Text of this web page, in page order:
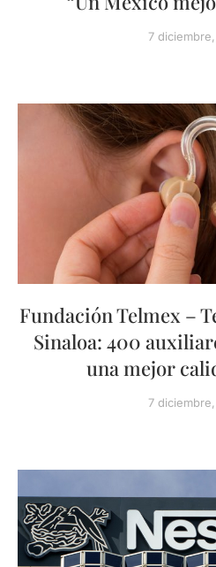
7
Fundación Telmex –
Sinaloa: 400
una mejor
7